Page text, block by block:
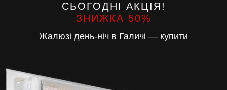
СЬОГОДНІ АКЦІЯ!
ЗНИЖКА 50%
Жалюзі день-ніч в Галичі — купити